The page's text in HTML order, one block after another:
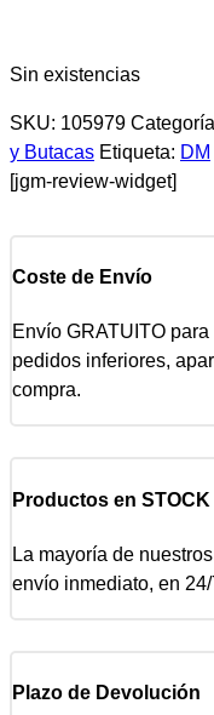
Sin existencias
SKU: 105979
y Butacas Etiqueta: DM
[jgm-review-widget]
Coste de Envío
Envío GRATUITO
pedidos inferiores,
compra.
Productos en STOCK
La mayoría de
envío inmediato, en
Plazo de Devolución